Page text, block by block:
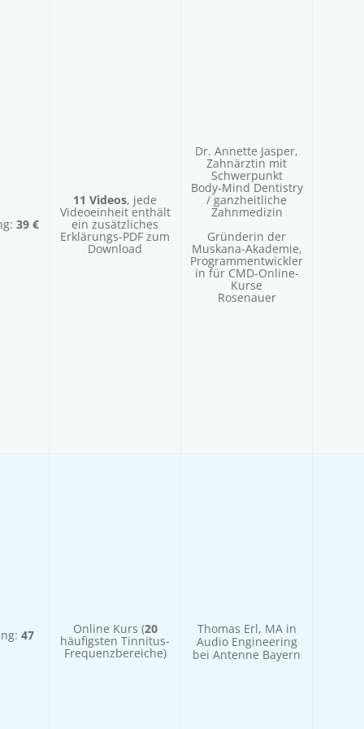
39 €
11 Videos, jede
Videoeinheit enthält
ein zusätzliches
Erklärungs-PDF zum
Download
Dr. Annette Jasper,
Zahnärztin mit
Schwerpunkt
Body‑Mind Dentistry
/ ganzheitliche
Zahnmedizin
Gründerin der
Muskana-Akademie,
Programmentwickler
in für CMD-Online-
Kurse
Rosenauer
47 Online Kurs (20
häufigsten Tinnitus-
Frequenzbereiche)
Thomas Erl, MA in
Audio Engineering
bei Antenne Bayern